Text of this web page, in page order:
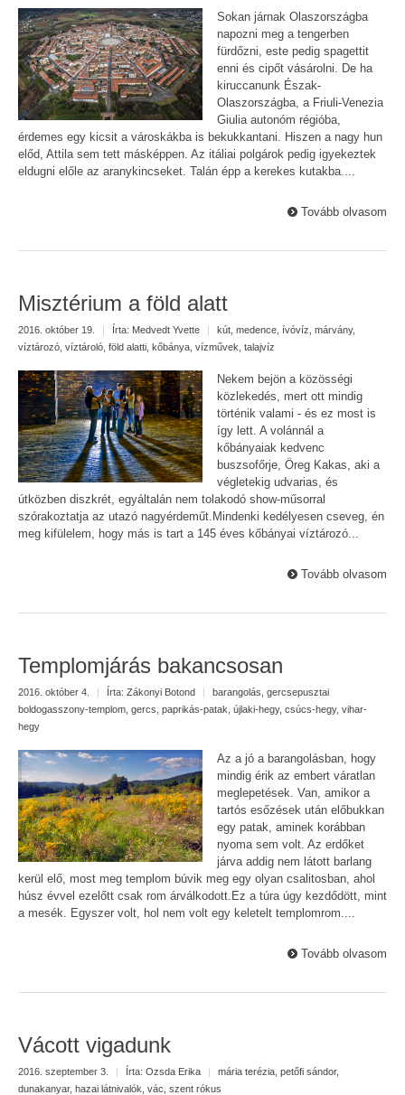
Sokan járnak Olaszországba
napozni meg a tengerben
fürdőzni, este pedig spagettit
enni és cipőt vásárolni. De ha
kiruccanunk Észak-
Olaszországba, a Friuli-Venezia
Giulia autonóm régióba,
érdemes egy kicsit a városkákba is bekukkantani. Hiszen a nagy hun
előd, Attila sem tett másképpen. Az itáliai polgárok pedig igyekeztek
eldugni előle az aranykincseket. Talán épp a kerekes kutakba....
Tovább olvasom
Misztérium a föld alatt
2016. október 19. | Írta: Medvedt Yvette | kút medence ívóvíz márvány,
víztározó víztároló föld alatti kőbánya vízművek talajvíz
Nekem bejön a közösségi
közlekedés, mert ott mindig
történik valami - és ez most is
így lett. A volánnál a
kőbányaiak kedvenc
buszsofőrje, Öreg Kakas, aki a
végletekig udvarias, és
útközben diszkrét, egyáltalán nem tolakodó show-műsorral
szórakoztatja az utazó nagyérdeműt.Mindenki kedélyesen cseveg, én
meg kifülelem, hogy más is tart a 145 éves kőbányai víztározó...
Tovább olvasom
Templomjárás bakancsosan
2016. október 4. | Írta: Zákonyi Botond | barangolás gercsepusztai
boldogasszony-templom gercs paprikás-patak újlaki-hegy, csúcs-hegy, vihar-
hegy
Az a jó a barangolásban, hogy
mindig érik az embert váratlan
meglepetések. Van, amikor a
tartós esőzések után előbukkan
egy patak, aminek korábban
nyoma sem volt. Az erdőket
járva addig nem látott barlang
kerül elő, most meg templom búvik meg egy olyan csalitosban, ahol
húsz évvel ezelőtt csak rom árválkodott.Ez a túra úgy kezdődött, mint
a mesék. Egyszer volt, hol nem volt egy keletelt templomrom....
Tovább olvasom
Vácott vigadunk
2016. szeptember 3. | Írta: Ozsda Erika | mária terézia petőfi sándor,
dunakanyar, hazai látnivalók vác szent rókus